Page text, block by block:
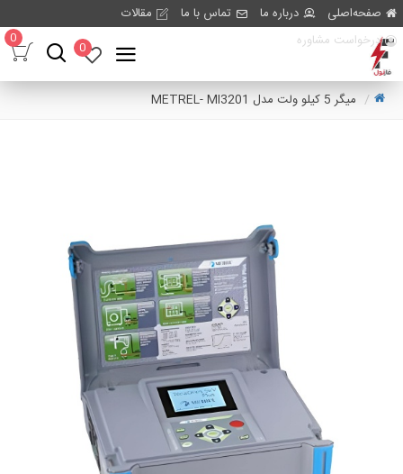
صفحه‌اصلی درباره ما تماس با ما
مقالات
درخواست مشاوره
0
0
میگر 5 کیلو ولت مدل METREL- MI3201